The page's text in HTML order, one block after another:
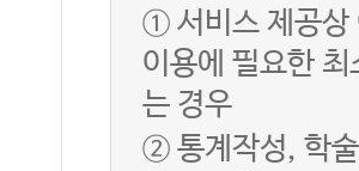
① 서비스 제공상
이용에 필요한
는 경우
② 통계작성, 학